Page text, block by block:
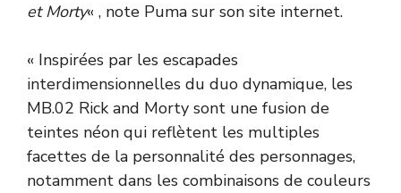
et Morty« , note Puma sur son site internet.
« Inspirées par les escapades
interdimensionnelles du duo dynamique, les
MB.02 Rick and Morty sont une fusion de
teintes néon qui reflètent les multiples
facettes de la personnalité des personnages,
notamment dans les combinaisons de couleurs